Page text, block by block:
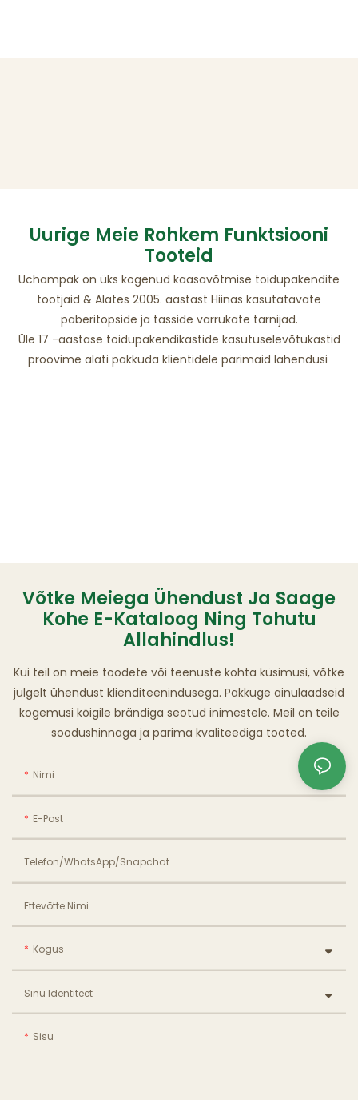
Uurige Meie Rohkem Funktsiooni
Tooteid
Uchampak on üks kogenud kaasavõtmise toidupakendite
tootjaid & Alates 2005. aastast Hiinas kasutatavate
paberitopside ja tasside varrukate tarnijad.
Üle 17 -aastase toidupakendikastide kasutuselevõtukastid
proovime alati pakkuda klientidele parimaid lahendusi
Võtke Meiega Ühendust Ja Saage
Kohe E-Kataloog Ning Tohutu
Allahindlus!
Kui teil on meie toodete või teenuste kohta küsimusi, võtke
julgelt ühendust klienditeenindusega. Pakkuge ainulaadseid
kogemusi kõigile brändiga seotud inimestele. Meil ​​on teile
soodushinnaga ja parima kvaliteediga tooted.
Nimi
E-Post
Telefon/WhatsApp/Snapchat
Ettevõtte Nimi
Kogus
Sinu Identiteet
Sisu